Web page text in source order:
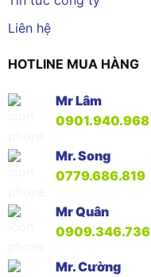
Liên hệ
HOTLINE MUA HÀNG
Mr Lâm
0901.940.968
Mr. Song
0779.686.819
Mr Quân
0909.346.736
Mr. Cường